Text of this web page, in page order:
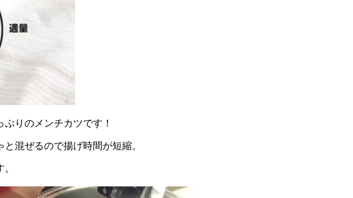
りのメンチカツです！
混ぜるので揚げ時間が短縮。